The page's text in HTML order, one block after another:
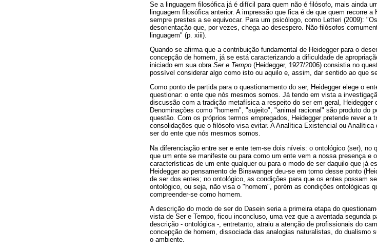
Se a linguagem filosófica já é difícil para quem não é filósofo, mais ainda
linguagem filosófica anterior. A impressão que fica é de que quem recorre
sempre prestes a se equivocar. Para um psicólogo, como Letteri (2009):
desorientação que, por vezes, chega ao desespero. Não-filósofos
linguagem" (p. xiii).
Quando se afirma que a contribuição fundamental de Heidegger para o
concepção de homem, já se está caracterizando a dificuldade de
iniciado em sua obra Ser e Tempo (Heidegger, 1927/2006) consistia no
possível considerar algo como isto ou aquilo e, assim, dar sentido ao que
Como ponto de partida para o questionamento do ser, Heidegger elege o
questionar: o ente que nós mesmos somos. Já tendo em vista a
discussão com a tradição metafísica a respeito do ser em geral, Heidegger
Denominações como "homem", "sujeito", "animal racional" são produto do
questão. Com os próprios termos empregados, Heidegger pretende rever
consolidações que o filósofo visa evitar. A Analítica Existencial ou
ser do ente que nós mesmos somos.
Na diferenciação entre ser e ente tem-se dois níveis: o ontológico (ser), no
que um ente se manifeste ou para como um ente vem a nossa presença e
características de um ente qualquer ou para o modo de ser daquilo que já
Heidegger ao pensamento de Binswanger deu-se em torno desse ponto
de ser dos entes; no ontológico, as condições para que os entes possam
ontológico, ou seja, não visa o "homem", porém as condições ontológicas
compreender-se como homem.
A descrição do modo de ser do Dasein seria a primeira etapa do
vista de Ser e Tempo, ficou inconcluso, uma vez que a aventada segunda
descrição - ontológica -, entretanto, atraiu a atenção de profissionais do
concepção de homem, dissociada das analogias naturalistas, do dualismo
o ambiente.